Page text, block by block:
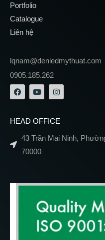
Portfolio
Catalogue
Liên hệ
lqnam@denledmythuat.com
0905.185.262
HEAD OFFICE
43 Trần Mai Ninh,
70000